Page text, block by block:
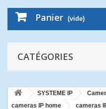
Panier (vide)
CATÉGORIES
SYSTEME IP
cameras IP home
cameras